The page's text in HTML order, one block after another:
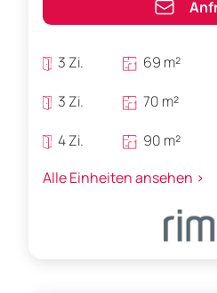
3 Zi. 69 m²
3 Zi. 70 m²
4 Zi. 90 m²
Alle Einheiten ansehen >